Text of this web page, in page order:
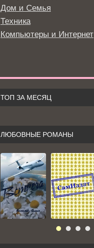
Дом и Семья
Техника
Компьютеры и Интернет
ТОП ЗА МЕСЯЦ
ЛЮБОВНЫЕ РОМАНЫ